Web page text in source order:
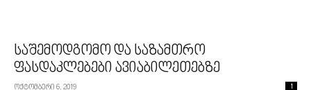
საშემოდგომო და საზამთრო
ფასდაკლებები ავიაბილეთებზე
ოქტომბერი 6, 2019 1